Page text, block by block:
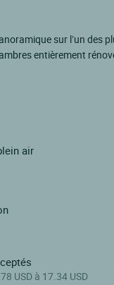
sur l’un des
entièrement
air
USD à 17.34 USD